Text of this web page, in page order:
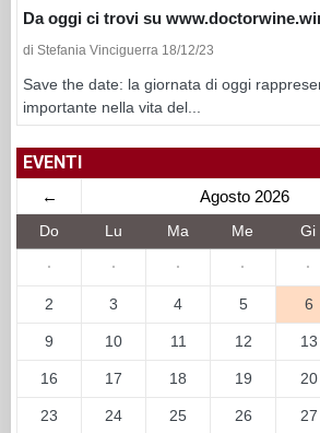
Da oggi ci trovi su
di Stefania Vinciguerra 18/12/23
Save the date: la giornata di oggi
importante nella vita del...
EVENTI
← Agosto 2026
Do Lu Ma Me Gi
· · · · ·
2 3 4 5 6
9 10 11 12 13
16 17 18 19 20
23 24 25 26 27